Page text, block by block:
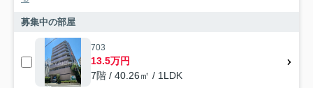
募集中の部屋
703
13.5万円
7階 / 40.26㎡ / 1LDK